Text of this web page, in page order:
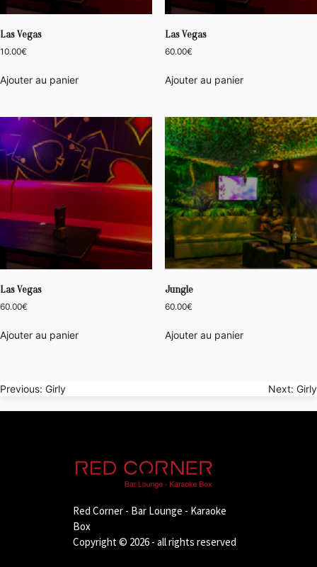
Las Vegas
10.00€
Ajouter au panier
Las Vegas
60.00€
Ajouter au panier
Las Vegas
60.00€
Ajouter au panier
Jungle
60.00€
Ajouter au panier
Navigation
de
Previous: Girly Next: Girly
Red Corner - Bar Lounge - Karaoke
Box
Copyright © 2026 - all rights reserved